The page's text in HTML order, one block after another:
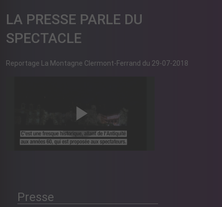
LA PRESSE PARLE DU
SPECTACLE
Reportage La Montagne Clermont-Ferrand du 29-07-2018
Presse